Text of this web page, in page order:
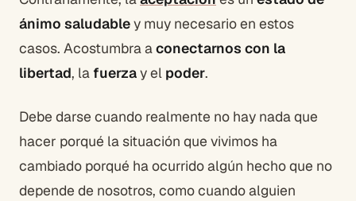
ánimo saludabley muy necesario en estos
casos. Acostumbra aconectarnos con la
libertad, lafuerzay el poder.
Debe darse cuando realmente no hay nada que
hacer porqué la situación que vivimos ha
cambiado porqué ha ocurrido algún hecho que no
depende de nosotros, como cuando alguien